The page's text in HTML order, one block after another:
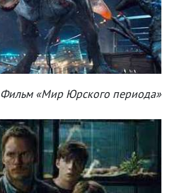
Фильм «Мир Юрского периода»